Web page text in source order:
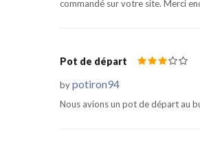
commandé sur votre site. Merci
Pot de départ
bypotiron94
Nous avions un pot de départ au